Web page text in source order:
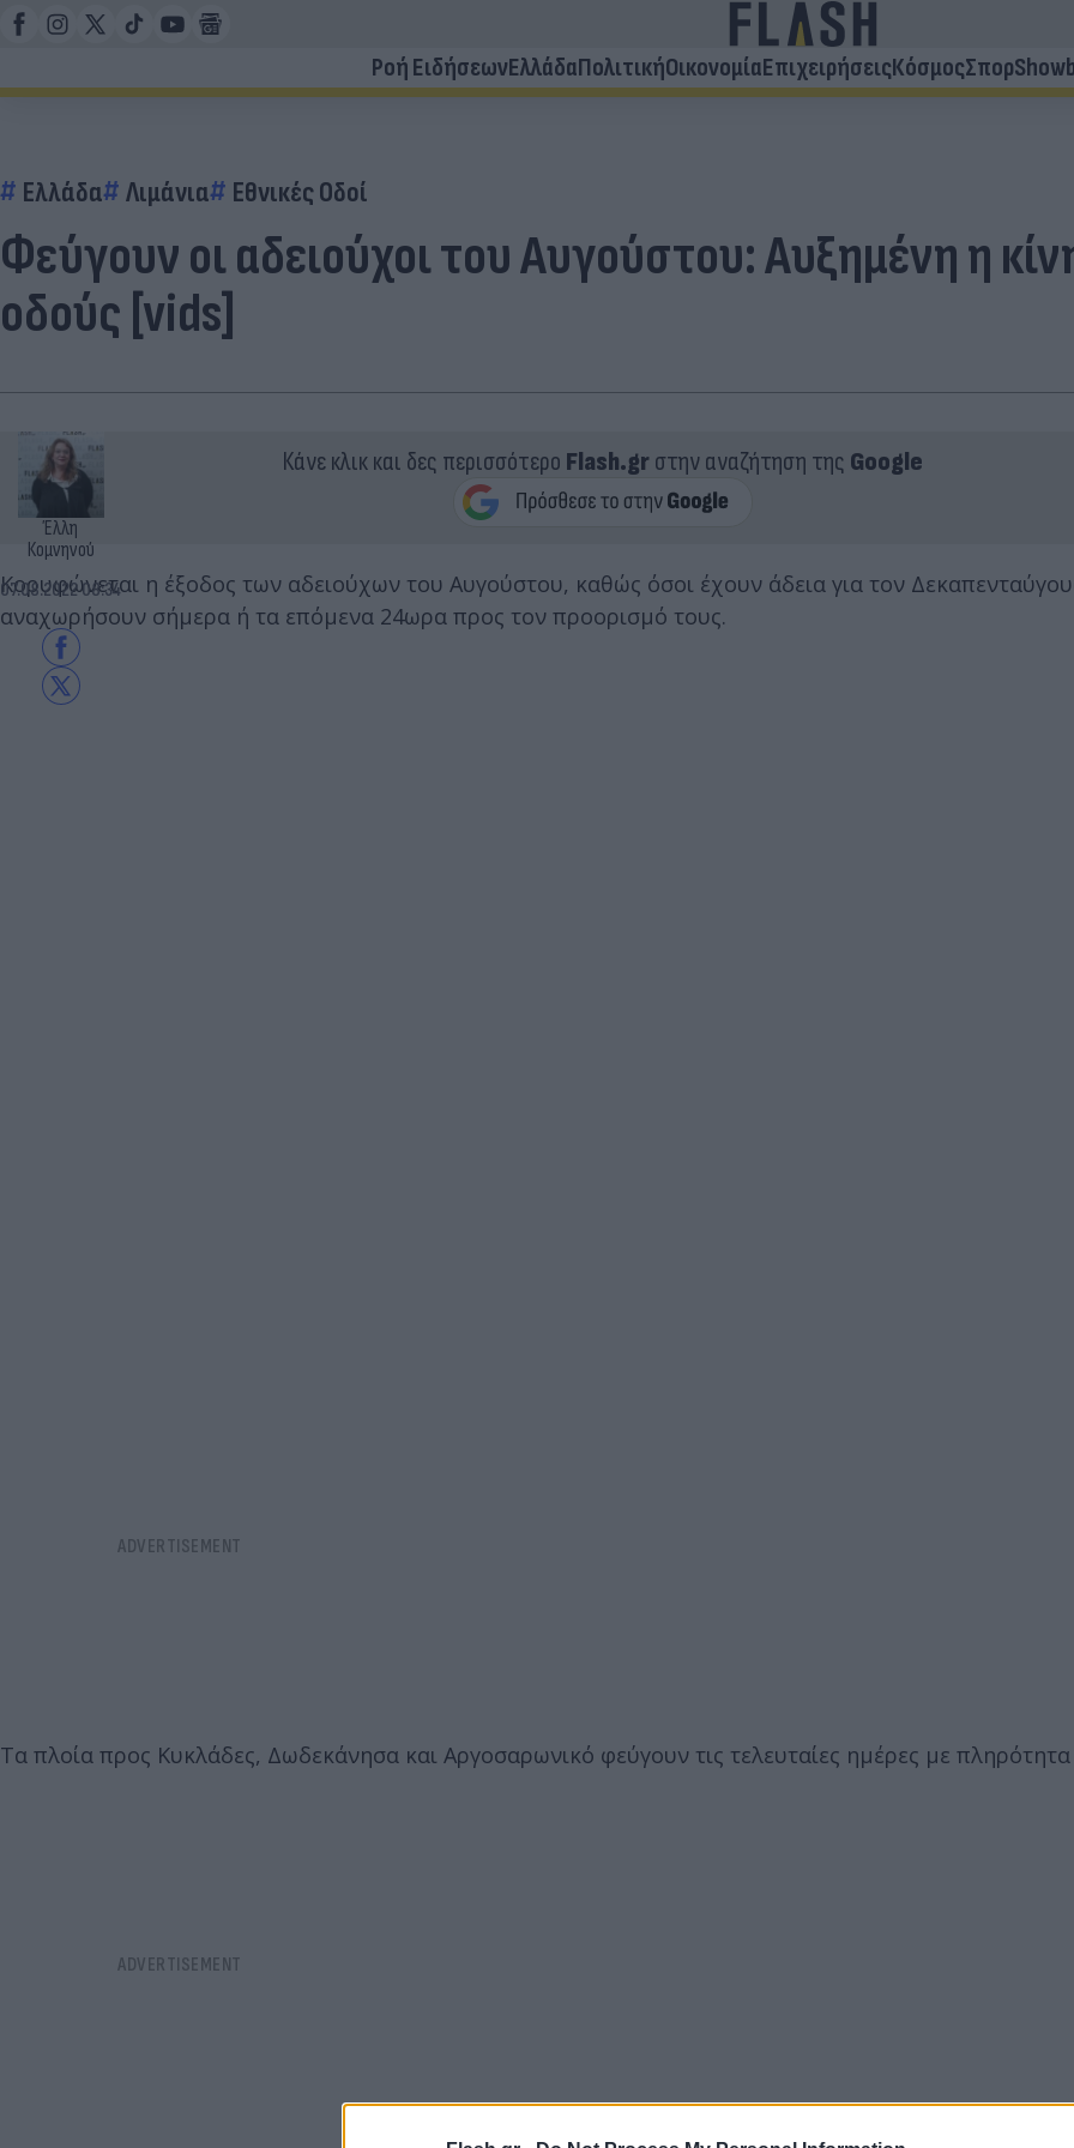
Ροή ΕιδήσεωνΕλλάδαΠολιτικήΟικονομίαΕπιχειρήσειςΚόσμοςΣπορ
Ελλάδα Λιμάνια Εθνικές Οδοί
Φεύγουν οι αδειούχοι του Αυγούστου: Αυξημένη η
οδούς [vids]
Έλλη
Κομνηνού
07.08.2022 08:34
Κάνε κλικ και δες περισσότερο Flash.grστην αναζήτηση της Google
Κορυφώνεται η έξοδος των αδειούχων του Αυγούστου, καθώς όσοι έχουν άδεια για τον
αναχωρήσουν σήμερα ή τα επόμενα 24ωρα προς τον προορισμό τους.
Τα πλοία προς Κυκλάδες, Δωδεκάνησα και Αργοσαρωνικό φεύγουν τις τελευταίες ημέρες με πληρότητα